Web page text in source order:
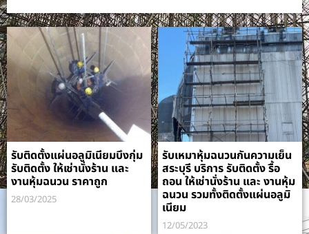
รับติดตั้งแผ่นอลูมิเนียมบึงกุ่ม
รับติดตั้ง ให้เช่านั่งร้าน และ
งานหุ้มฉนวน ราคาถูก
28/03/2025
รับเหมาหุ้มฉนวนกันความเย็น
สระบุรี บริการ รับติดตั้ง รื้อ
ถอน ให้เช่านั่งร้าน และ งานหุ้ม
ฉนวน รวมทั้งติดตั้งแผ่นอลูมิ
เนียม
12/05/2023